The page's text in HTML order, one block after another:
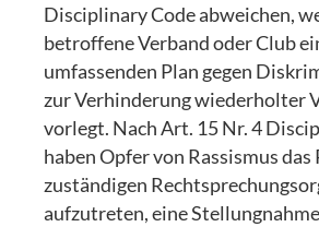
Disciplinary Code abweichen,
betroffene Verband oder Club
umfassenden Plan gegen
zur Verhinderung wiederholter
vorlegt. Nach Art. 15 Nr. 4
haben Opfer von Rassismus das
zuständigen
aufzutreten, eine